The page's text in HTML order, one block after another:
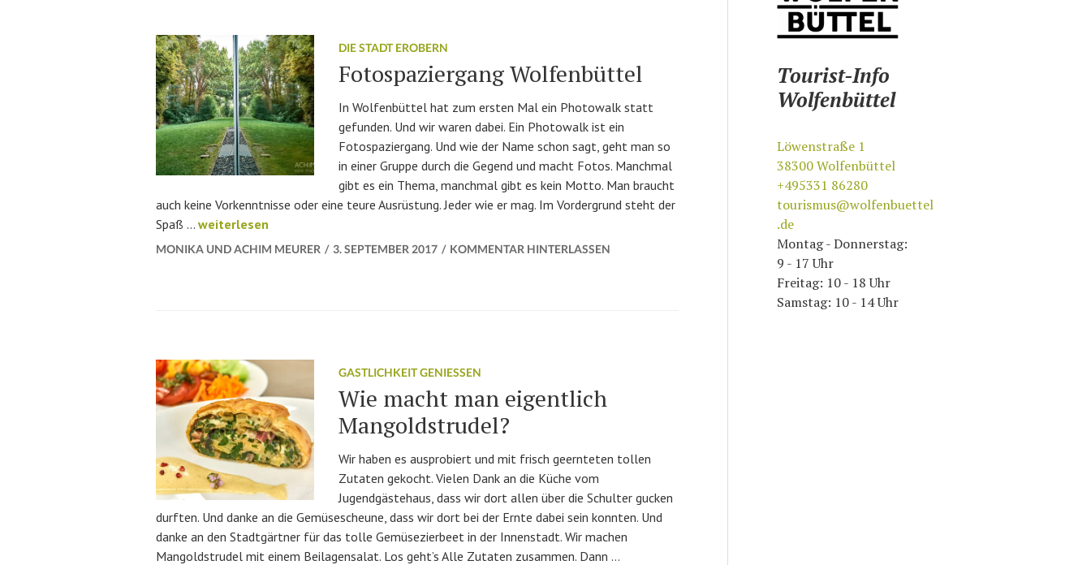
DIE STADT EROBERN
Fotospaziergang Wolfenbüttel
In Wolfenbüttel hat zum ersten Mal ein Photowalk statt
gefunden. Und wir waren dabei. Ein Photowalk ist ein
Fotospaziergang. Und wie der Name schon sagt, geht man so
in einer Gruppe durch die Gegend und macht Fotos. Manchmal
gibt es ein Thema, manchmal gibt es kein Motto. Man braucht
auch keine Vorkenntnisse oder eine teure Ausrüstung. Jeder wie er mag. Im Vordergrund steht der
Spaß … Fotospaziergang Wolfenbüttel
weiterlesen
MONIKA UND ACHIM MEURER 3. SEPTEMBER 2017 KOMMENTAR HINTERLASSEN
GASTLICHKEIT GENIESSEN
Wie macht man eigentlich
Mangoldstrudel?
Wir haben es ausprobiert und mit frisch geernteten tollen
Zutaten gekocht. Vielen Dank an die Küche vom
Jugendgästehaus, dass wir dort allen über die Schulter gucken
durften. Und danke an die Gemüsescheune, dass wir dort bei der Ernte dabei sein konnten. Und
danke an den Stadtgärtner für das tolle Gemüsezierbeet in der Innenstadt. Wir machen
Mangoldstrudel mit einem Beilagensalat. Los geht’s Alle Zutaten zusammen. Dann …
Tourist-Info
Wolfenbüttel
Löwenstraße 1
38300Wolfenbüttel
+495331 86280
tourismus@wolfenbuettel
.de
Montag - Donnerstag:
9 - 17 Uhr
Freitag: 10 - 18 Uhr
Samstag: 10 - 14 Uhr